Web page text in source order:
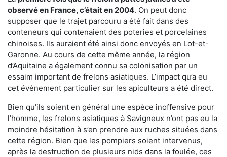
observé en France, c’était en 2004. On peut donc
supposer que le trajet parcouru a été fait dans des
conteneurs qui contenaient des poteries et porcelaines
chinoises. Ils auraient été ainsi donc envoyés en Lot-et-
Garonne. Au cours de cette même année, la région
d’Aquitaine a également connu sa colonisation par un
essaim important de frelons asiatiques. L’impact qu’a eu
cet événement particulier sur les apiculteurs a été direct.
Bien qu’ils soient en général une espèce inoffensive pour
l’homme, les frelons asiatiques à Savigneux n’ont pas eu la
moindre hésitation à s’en prendre aux ruches situées dans
cette région. Bien que les pompiers soient intervenus,
après la destruction de plusieurs nids dans la foulée, ces